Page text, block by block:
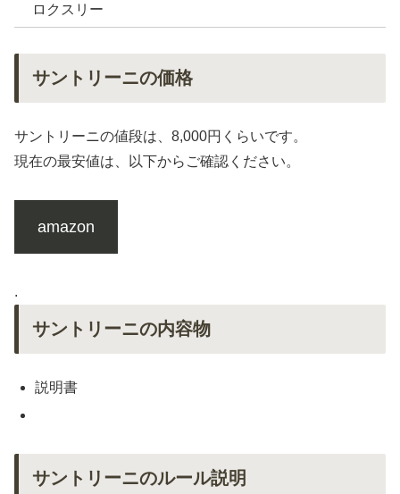
ロクスリー
サントリーニの価格
サントリーニの値段は、8,000円くらいです。
現在の最安値は、以下からご確認ください。
amazon
.
サントリーニの内容物
説明書
サントリーニのルール説明